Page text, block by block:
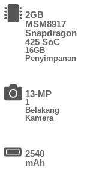
2GB
MSM8917
Snapdragon
425 SoC
16GB
Penyimpanan
13-MP
1
Belakang
Kamera
2540
mAh